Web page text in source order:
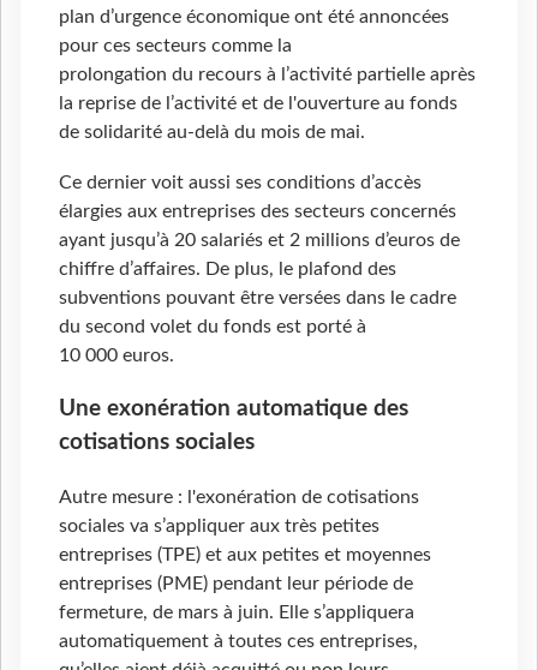
plan d’urgence économique ont été annoncées
pour ces secteurs comme la
prolongation du recours à l’activité partielle après
la reprise de l’activité et de l'ouverture au fonds
de solidarité au-delà du mois de mai.
Ce dernier voit aussi ses conditions d’accès
élargies aux entreprises des secteurs concernés
ayant jusqu’à 20 salariés et 2 millions d’euros de
chiffre d’affaires. De plus, le plafond des
subventions pouvant être versées dans le cadre
du second volet du fonds est porté à
10 000 euros.
Une exonération automatique des
cotisations sociales
Autre mesure : l'exonération de cotisations
sociales va s’appliquer aux très petites
entreprises (TPE) et aux petites et moyennes
entreprises (PME) pendant leur période de
fermeture, de mars à juin. Elle s’appliquera
automatiquement à toutes ces entreprises,